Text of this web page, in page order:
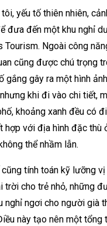
yếu tố thiên nhiên,
đưa đến một khu nghỉ
Tourism. Ngoài công
cũng được chú trọng
gắng gây ra một hình
khi đi vào chi tiết,
khoảng xanh đều có
hợp với địa hình đặc thù
thể nhầm lẫn.
tính toán kỹ lưỡng
trời cho trẻ nhỏ, những
nghỉ ngơi cho người già
này tạo nên một tổng